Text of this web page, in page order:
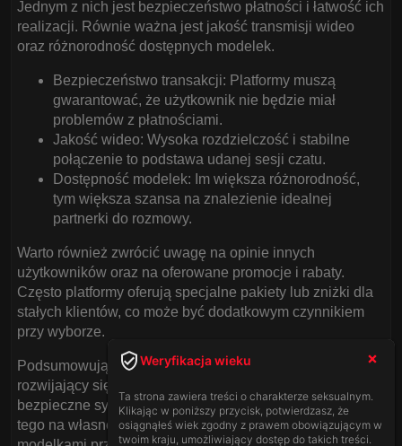
Jednym z nich jest bezpieczeństwo płatności i łatwość ich
realizacji. Równie ważna jest jakość transmisji wideo
oraz różnorodność dostępnych modelek.
Bezpieczeństwo transakcji: Platformy muszą
gwarantować, że użytkownik nie będzie miał
problemów z płatnościami.
Jakość wideo: Wysoka rozdzielczość i stabilne
połączenie to podstawa udanej sesji czatu.
Dostępność modelek: Im większa różnorodność,
tym większa szansa na znalezienie idealnej
partnerki do rozmowy.
Warto również zwrócić uwagę na opinie innych
użytkowników oraz na oferowane promocje i rabaty.
Często platformy oferują specjalne pakiety lub zniżki dla
stałych klientów, co może być dodatkowym czynnikiem
przy wyborze.
Podsumowując, włoski czat dla dorosłych to dynamicznie
rozwijający się sektor, którego sercem są sprawne i
bezpieczne systemy płatności. Jeśli chcesz doświadczyć
tego na własnej skórze, przyjdź na nasz polski czat z
Weryfikacja wieku
Ta strona zawiera treści o charakterze seksualnym.
Klikając w poniższy przycisk, potwierdzasz, że
osiągnąłeś wiek zgodny z prawem obowiązującym w
twoim kraju, umożliwiający dostęp do takich treści.